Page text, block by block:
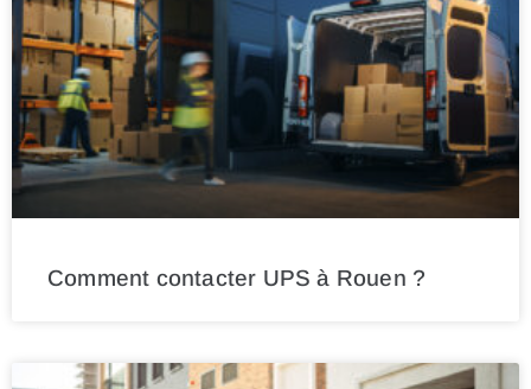
Comment contacter UPS à Rouen ?